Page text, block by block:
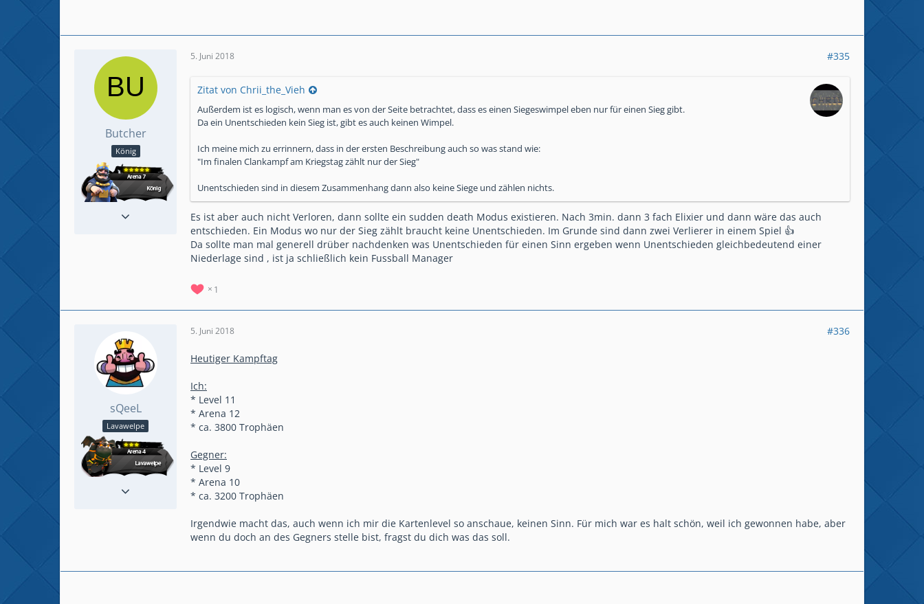
Butcher
König
5. Juni 2018 #335
Zitat von Chrii_the_Vieh
Außerdem ist es logisch, wenn man es von der Seite betrachtet, dass es einen Siegeswimpel eben nur für einen Sieg gibt.
Da ein Unentschieden kein Sieg ist, gibt es auch keinen Wimpel.
Ich meine mich zu errinnern, dass in der ersten Beschreibung auch so was stand wie:
"Im finalen Clankampf am Kriegstag zählt nur der Sieg"
Unentschieden sind in diesem Zusammenhang dann also keine Siege und zählen nichts.
Es ist aber auch nicht Verloren, dann sollte ein sudden death Modus existieren. Nach 3min. dann 3 fach Elixier und dann wäre das auch
entschieden. Ein Modus wo nur der Sieg zählt braucht keine Unentschieden. Im Grunde sind dann zwei Verlierer in einem Spiel 👍
Da sollte man mal generell drüber nachdenken was Unentschieden für einen Sinn ergeben wenn Unentschieden gleichbedeutend einer
Niederlage sind , ist ja schließlich kein Fussball Manager
1
sQeeL
Lavawelpe
5. Juni 2018 #336
Heutiger Kampftag
Ich:
* Level 11
* Arena 12
* ca. 3800 Trophäen
Gegner:
* Level 9
* Arena 10
* ca. 3200 Trophäen
Irgendwie macht das, auch wenn ich mir die Kartenlevel so anschaue, keinen Sinn. Für mich war es halt schön, weil ich gewonnen habe, aber
wenn du doch an des Gegners stelle bist, fragst du dich was das soll.